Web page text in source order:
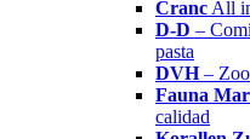
Cranc All
D-D –
pasta
DVH–
Fauna
calidad